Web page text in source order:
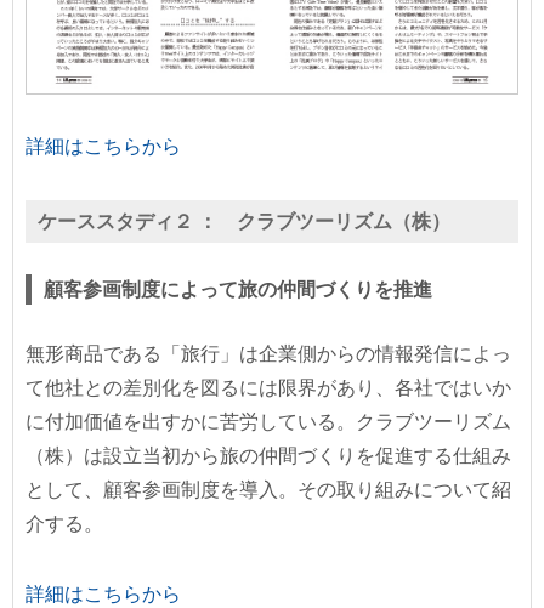
詳細はこちらから
ケーススタディ２ ： クラブツーリズム（株）
顧客参画制度によって旅の仲間づくりを推進
無形商品である「旅行」は企業側からの情報発信によっ
て他社との差別化を図るには限界があり、各社ではいか
に付加価値を出すかに苦労している。クラブツーリズム
（株）は設立当初から旅の仲間づくりを促進する仕組み
として、顧客参画制度を導入。その取り組みについて紹
介する。
詳細はこちらから